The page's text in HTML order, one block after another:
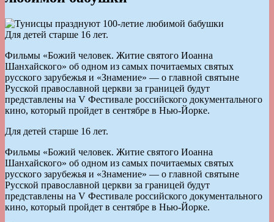
Для детей старше 16 лет.
Фильмы «Божий человек. Житие святого Иоанна
Шанхайского» об одном из самых почитаемых святых
русского зарубежья и «Знамение» — о главной святыне
Русской православной церкви за границей будут
представлены на V Фестивале российского документального
кино, который пройдет в сентябре в Нью-Йорке.
Для детей старше 16 лет.
Фильмы «Божий человек. Житие святого Иоанна
Шанхайского» об одном из самых почитаемых святых
русского зарубежья и «Знамение» — о главной святыне
Русской православной церкви за границей будут
представлены на V Фестивале российского документального
кино, который пройдет в сентябре в Нью-Йорке.